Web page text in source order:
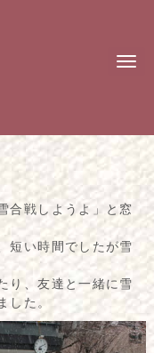
N
t
合戦しようよ」と窓
短い時間でしたが雪
り、友達と一緒に雪
した。